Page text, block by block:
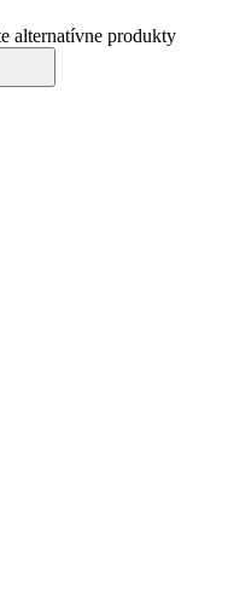
alternatívne produkty